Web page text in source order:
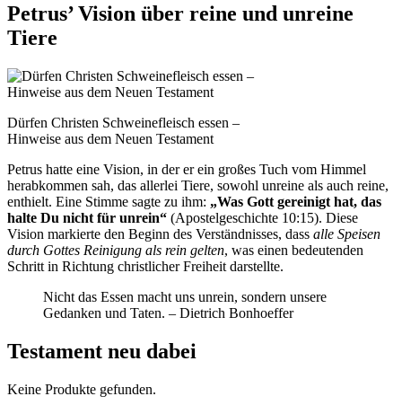
Petrus’ Vision über reine und unreine
Tiere
Dürfen Christen Schweinefleisch essen –
Hinweise aus dem Neuen Testament
Petrus hatte eine Vision, in der er ein großes Tuch vom Himmel
herabkommen sah, das allerlei Tiere, sowohl unreine als auch reine,
enthielt. Eine Stimme sagte zu ihm: „Was Gott gereinigt hat, das
halte Du nicht für unrein“ (Apostelgeschichte 10:15). Diese
Vision markierte den Beginn des Verständnisses, dass alle Speisen
durch Gottes Reinigung als rein gelten, was einen bedeutenden
Schritt in Richtung christlicher Freiheit darstellte.
Nicht das Essen macht uns unrein, sondern unsere
Gedanken und Taten. – Dietrich Bonhoeffer
Testament neu dabei
Keine Produkte gefunden.